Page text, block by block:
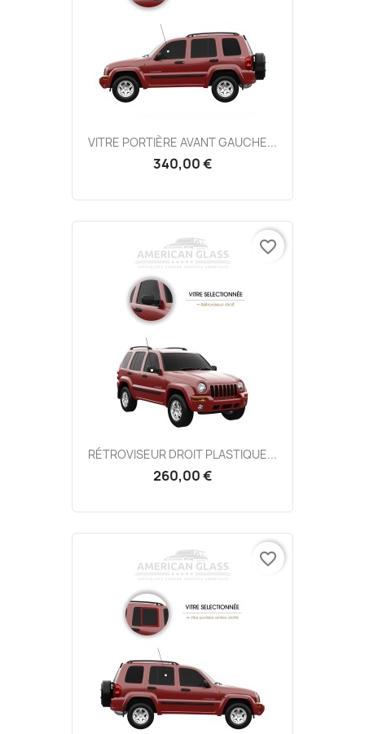
VITRE PORTIÈRE AVANT GAUCHE...
340,00 €
RÉTROVISEUR DROIT PLASTIQUE...
260,00 €
favorite_border
favorite_border